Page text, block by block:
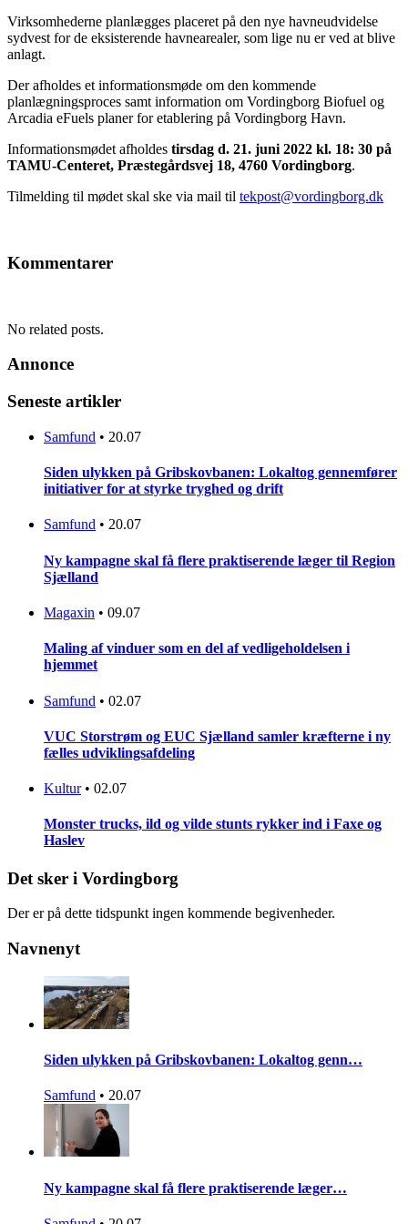
Virksomhederne planlægges placeret på den nye havneudvidelse
sydvest for de eksisterende havnearealer, som lige nu er ved at blive
anlagt.
Der afholdes et informationsmøde om den kommende
planlægningsproces samt information om Vordingborg Biofuel og
Arcadia eFuels planer for etablering på Vordingborg Havn.
Informationsmødet afholdes tirsdag d. 21. juni 2022 kl. 18: 30 på
TAMU-Centeret, Præstegårdsvej 18, 4760 Vordingborg.
Tilmelding til mødet skal ske via mail til tekpost@vordingborg.dk
Kommentarer
No related posts.
Annonce
Seneste artikler
Samfund • 20.07
Siden ulykken på Gribskovbanen: Lokaltog gennemfører
initiativer for at styrke tryghed og drift
Samfund • 20.07
Ny kampagne skal få flere praktiserende læger til Region
Sjælland
Magaxin • 09.07
Maling af vinduer som en del af vedligeholdelsen i
hjemmet
Samfund • 02.07
VUC Storstrøm og EUC Sjælland samler kræfterne i ny
fælles udviklingsafdeling
Kultur • 02.07
Monster trucks, ild og vilde stunts rykker ind i Faxe og
Haslev
Det sker i Vordingborg
Der er på dette tidspunkt ingen kommende begivenheder.
Navnenyt
Siden ulykken på Gribskovbanen: Lokaltog genn…
Samfund • 20.07
Ny kampagne skal få flere praktiserende læger…